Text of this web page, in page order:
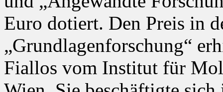
Euro dotiert. Den Preis in
„Grundlagenforschung“
Fiallos vom Institut für